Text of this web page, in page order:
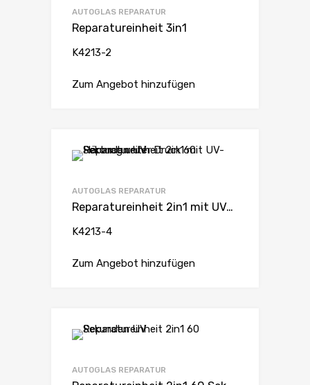
AUTOGLAS REPARATUR
Reparatureinheit 3in1
K4213-2
Zum Angebot hinzufügen
AUTOGLAS REPARATUR
Reparatureinheit 2in1 mit UV-Härtung unter Druck 60 Sekunden UV
K4213-4
Zum Angebot hinzufügen
AUTOGLAS REPARATUR